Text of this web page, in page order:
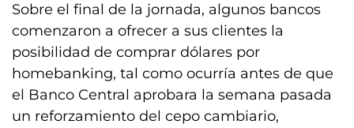
Sobre el final de la jornada, algunos bancos
comenzaron a ofrecer a sus clientes la
posibilidad de comprar dólares por
homebanking, tal como ocurría antes de que
el Banco Central aprobara la semana pasada
un reforzamiento del cepo cambiario,